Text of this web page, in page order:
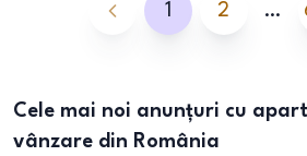
1 2 …
Cele mai noi anunțuri cu
vânzare din România